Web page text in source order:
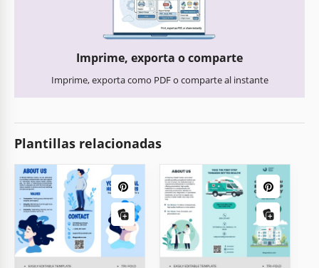
Imprime, exporta o comparte
Imprime, exporta como PDF o comparte al instante
Plantillas relacionadas